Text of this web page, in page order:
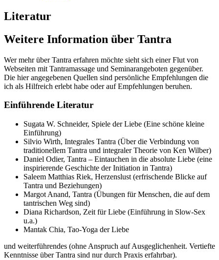
Literatur
Weitere Information über Tantra
Wer mehr über Tantra erfahren möchte sieht sich einer Flut von
Webseiten mit Tantramassage und Seminarangeboten gegenüber.
Die hier angegebenen Quellen sind persönliche Empfehlungen die
ich als Hilfreich erlebt habe oder auf Empfehlungen beruhen.
Einführende Literatur
Sugata W. Schneider, Spiele der Liebe (Eine schöne kleine
Einführung)
Silvio Wirth, Integrales Tantra (Über die Verbindung von
traditionellem Tantra und integraler Theorie von Ken Wilber)
Daniel Odier, Tantra – Eintauchen in die absolute Liebe (eine
inspirierende Geschichte der Initiation in Tantra)
Saleem Matthias Riek, Herzenslust (erfrischende Blicke auf
Tantra und Beziehungen)
Margot Anand, Tantra (Übungen für Menschen, die auf dem
tantrischen Weg sind)
Diana Richardson, Zeit für Liebe (Einführung in Slow-Sex
u.a.)
Mantak Chia, Tao-Yoga der Liebe
und weiterführendes (ohne Anspruch auf Ausgeglichenheit. Vertiefte
Kenntnisse über Tantra sind nur durch Praxis erfahrbar).